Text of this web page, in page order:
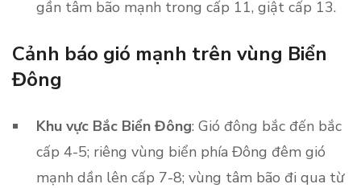
gần tâm bão mạnh trong cấp 11, giật cấp 13.
Cảnh báo gió mạnh trên vùng Biển
Đông
Khu vực Bắc Biển Đông: Gió đông bắc đến bắc
cấp 4-5; riêng vùng biển phía Đông đêm gió
mạnh dần lên cấp 7-8; vùng tâm bão đi qua từ